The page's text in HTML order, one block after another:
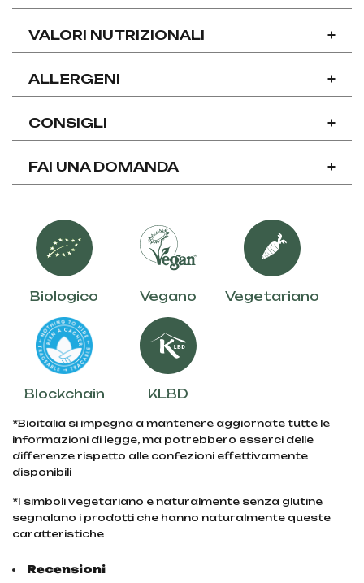
VALORI NUTRIZIONALI +
ALLERGENI +
CONSIGLI +
FAI UNA DOMANDA +
Biologico Vegano Vegetariano
Blockchain KLBD
*Bioitalia si impegna a mantenere aggiornate tutte le
informazioni di legge, ma potrebbero esserci delle
differenze rispetto alle confezioni effettivamente
disponibili
*I simboli vegetariano e naturalmente senza glutine
segnalano i prodotti che hanno naturalmente queste
caratteristiche
Recensioni